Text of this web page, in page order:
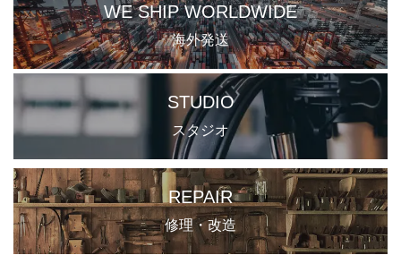
WE SHIP WORLDWIDE
海外発送
STUDIO
スタジオ
REPAIR
修理・改造